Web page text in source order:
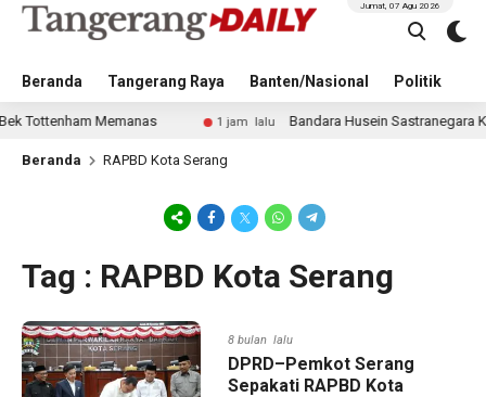
Beranda Tangerang Raya Banten/Nasional Politik
Jumat, 07 Agu 2026
Memanas 1 jam lalu Bandara Husein Sastranegara
Beranda RAPBD Kota Serang
Tag : RAPBD Kota Serang
8 bulan lalu
DPRD–Pemkot Serang
Sepakati RAPBD Kota